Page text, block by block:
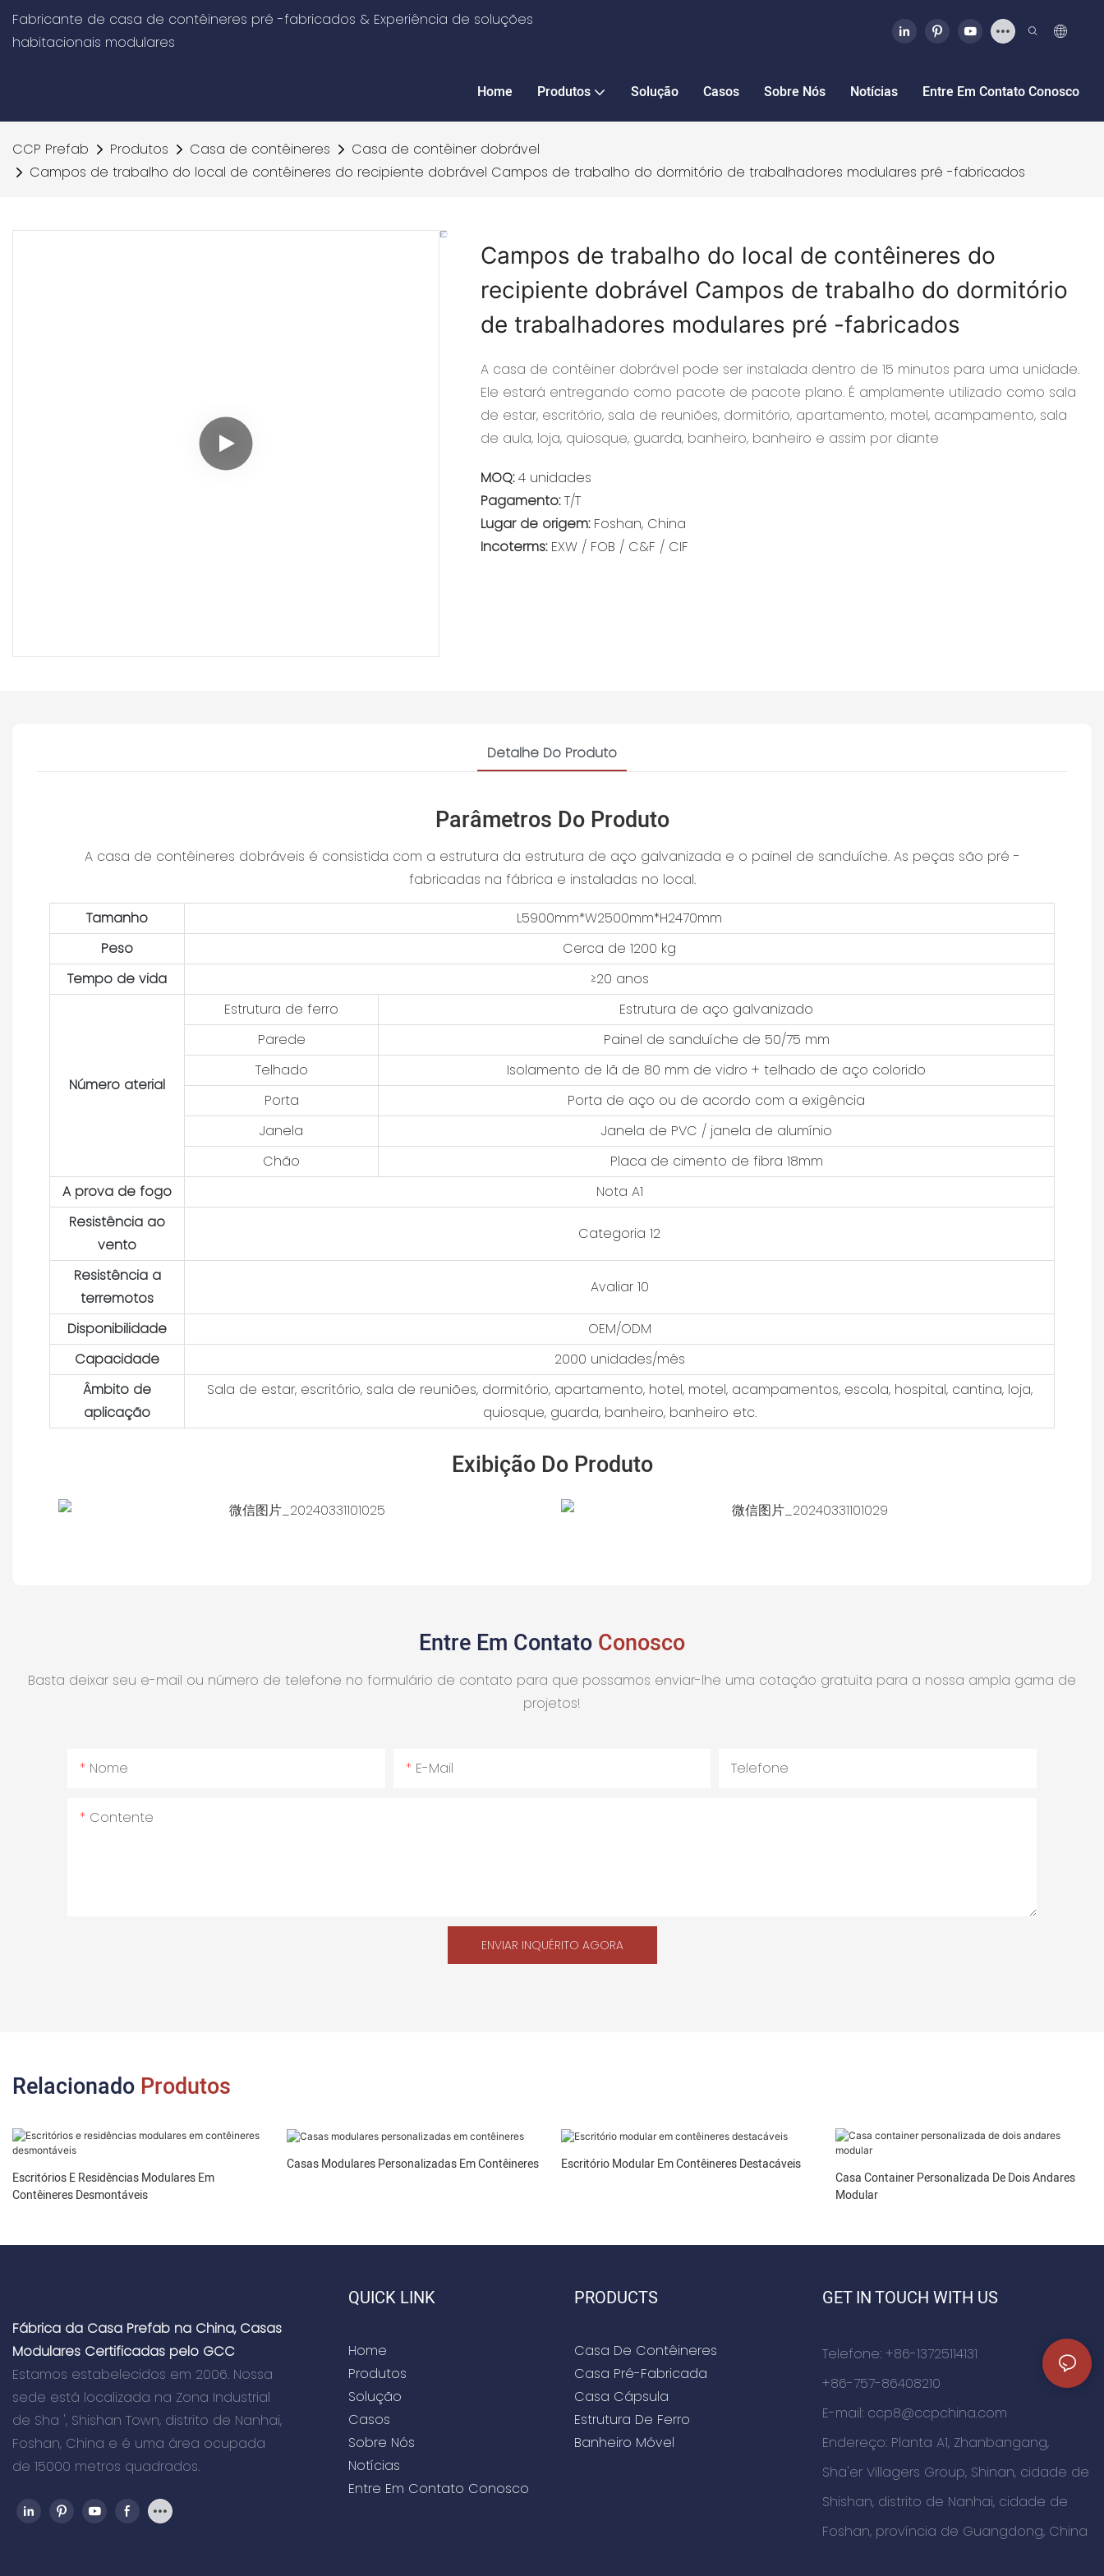
Fabricante de casa de contêineres pré -fabricados & Experiência de soluções
habitacionais modulares
Home Produtos Solução Casos Sobre Nós Notícias Entre Em Contato Conosco
CCP Prefab Produtos Casa de contêineres
Casa de contêiner dobrável
Campos de trabalho do local de contêineres do recipiente dobrável Campos de trabalho do dormitório de trabalhadores modulares pré -fabricados
Campos de trabalho do local de contêineres do
recipiente dobrável Campos de trabalho do dormitório
de trabalhadores modulares pré -fabricados
A casa de contêiner dobrável pode ser instalada dentro de 15 minutos para uma unidade.
Ele estará entregando como pacote de pacote plano. É amplamente utilizado como sala
de estar, escritório, sala de reuniões, dormitório, apartamento, motel, acampamento, sala
de aula, loja, quiosque, guarda, banheiro, banheiro e assim por diante
MOQ:4 unidades
Pagamento:T/T
Lugar de origem: Foshan, China
Incoterms: EXW / FOB / C&F / CIF
Detalhe Do Produto
Parâmetros Do Produto
A casa de contêineres dobráveis ​​é consistida com a estrutura da estrutura de aço galvanizada e o painel de sanduíche. As peças são pré -
fabricadas na fábrica e instaladas no local.
Tamanho
L5900mm*W2500mm*H2470mm
Peso
Cerca de 1200 kg
Tempo de vida
≥20 anos
Número aterial
Estrutura de ferro
Estrutura de aço galvanizado
Parede
Painel de sanduíche de 50/75 mm
Telhado
Isolamento de lã de 80 mm de vidro + telhado de aço colorido
Porta
Porta de aço ou de acordo com a exigência
Janela
Janela de PVC / janela de alumínio
Chão
Placa de cimento de fibra 18mm
A prova de fogo
Nota A1
Resistência ao
vento
Categoria 12
Resistência a
terremotos
Avaliar 10
Disponibilidade
OEM/ODM
Capacidade
2000 unidades/mês
Âmbito de
aplicação
Sala de estar, escritório, sala de reuniões, dormitório, apartamento, hotel, motel, acampamentos, escola, hospital, cantina, loja,
quiosque, guarda, banheiro, banheiro etc.
Exibição Do Produto
Entre Em Contato Conosco
Basta deixar seu e-mail ou número de telefone no formulário de contato para que possamos enviar-lhe uma cotação gratuita para a nossa ampla gama de
projetos!
Nome E-Mail Telefone
Contente
ENVIAR INQUÉRITO AGORA
Relacionado Produtos
Escritórios E Residências Modulares Em
Contêineres Desmontáveis
Casas Modulares Personalizadas Em Contêineres
Escritório Modular Em Contêineres Destacáveis
Casa Container Personalizada De Dois Andares
Modular
Fábrica da Casa Prefab na China, Casas
Modulares Certificadas pelo GCC
Estamos estabelecidos em 2006. Nossa
sede está localizada na Zona Industrial
de Sha ', Shishan Town, distrito de Nanhai,
Foshan, China e é uma área ocupada
de 15000 metros quadrados.
QUICK LINK
Home
Produtos
Solução
Casos
Sobre Nós
Notícias
Entre Em Contato Conosco
PRODUCTS
Casa De Contêineres
Casa Pré-Fabricada
Casa Cápsula
Estrutura De Ferro
Banheiro Móvel
GET IN TOUCH WITH US
Telefone: +86-13725114131
+86-757-86408210
E-mail: ccp8@ccpchina.com
Endereço: Planta A1, Zhanbangang,
Sha'er Villagers Group, Shinan, cidade de
Shishan, distrito de Nanhai, cidade de
Foshan, província de Guangdong, China